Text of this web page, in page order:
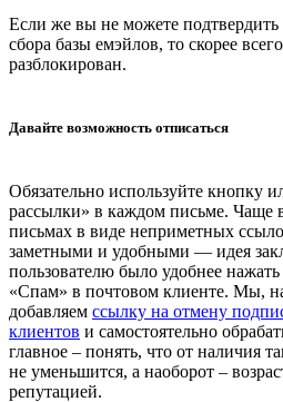
Если же вы не можете подтвердить
сбора базы емэйлов, то скорее
разблокирован.
Давайте возможность отписаться
Обязательно используйте кнопку
рассылки» в каждом письме. Чаще
письмах в виде неприметных
заметными и удобными — идея
пользователю было удобнее
«Спам» в почтовом клиенте. Мы,
добавляем ссылку на отмену
клиентов и самостоятельно
главное – понять, что от наличия
не уменьшится, а наоборот –
репутацией.